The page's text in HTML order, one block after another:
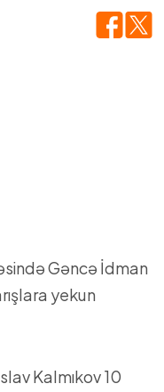
Gəncə İdman
yekun
Kalmıkov 10